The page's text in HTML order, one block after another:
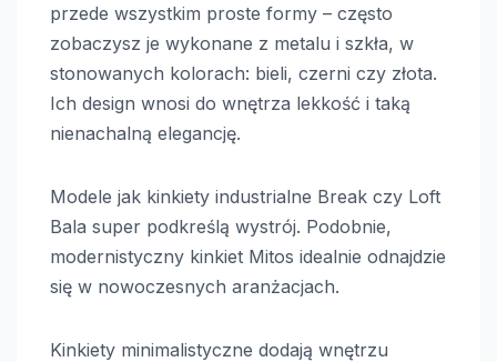
przede wszystkim proste formy – często
zobaczysz je wykonane z metalu i szkła, w
stonowanych kolorach: bieli, czerni czy złota.
Ich design wnosi do wnętrza lekkość i taką
nienachalną elegancję.
Modele jak kinkiety industrialne Break czy Loft
Bala super podkreślą wystrój. Podobnie,
modernistyczny kinkiet Mitos idealnie odnajdzie
się w nowoczesnych aranżacjach.
Kinkiety minimalistyczne dodają wnętrzu